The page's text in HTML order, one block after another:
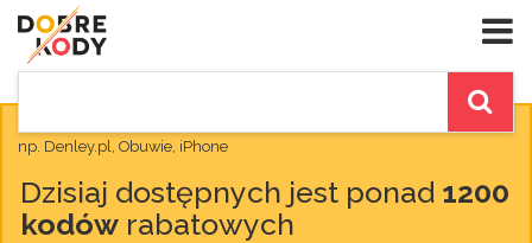
np. Denley.pl, Obuwie, iPhone
Dzisiaj dostępnych jest ponad 1200
kodów rabatowych